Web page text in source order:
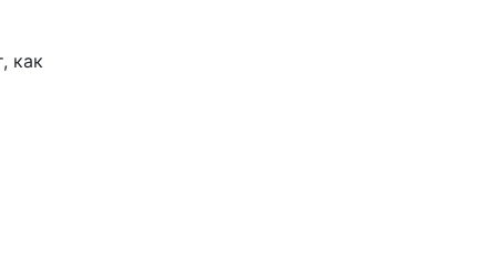
как